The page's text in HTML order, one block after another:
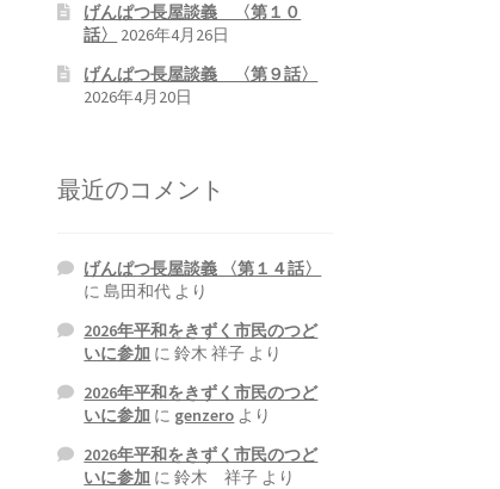
げんぱつ長屋談義 〈第１０
話〉
2026年4月26日
げんぱつ長屋談義 〈第９話〉
2026年4月20日
最近のコメント
げんぱつ長屋談義 〈第１４話〉
に島田和代 より
2026年平和をきずく市民のつど
いに参加 に鈴木 祥子 より
2026年平和をきずく市民のつど
いに参加 に genzero より
2026年平和をきずく市民のつど
いに参加 に鈴木 祥子 より